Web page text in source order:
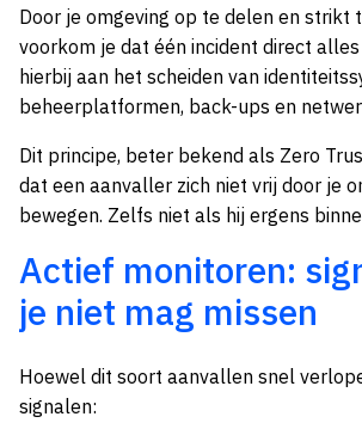
Door je omgeving op te delen en strikt
voorkom je dat één incident direct
hierbij aan het scheiden van
beheerplatformen, back-ups en
Dit principe, beter bekend als Zero
dat een aanvaller zich niet vrij door je
bewegen. Zelfs niet als hij ergens
Actief monitoren:
je niet mag missen
Hoewel dit soort aanvallen snel
signalen: